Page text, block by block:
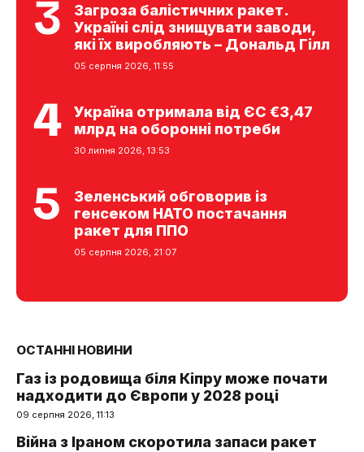
Загроза балістичних ракет.
Україні слід знищувати заводи,
які їх виробляють – Дональд Гілл
05 серпня 2026, 11:55
Україна отримала від ЄС €3,47
млрд на оборонні потреби
30 липня 2026, 13:53
Зеленський обговорив із
генсеком НАТО постачання
ракет для ППО
05 серпня 2026, 21:07
ОСТАННІ НОВИНИ
Газ із родовища біля Кіпру може почати
надходити до Європи у 2028 році
09 серпня 2026, 11:13
Війна з Іраном скоротила запаси ракет